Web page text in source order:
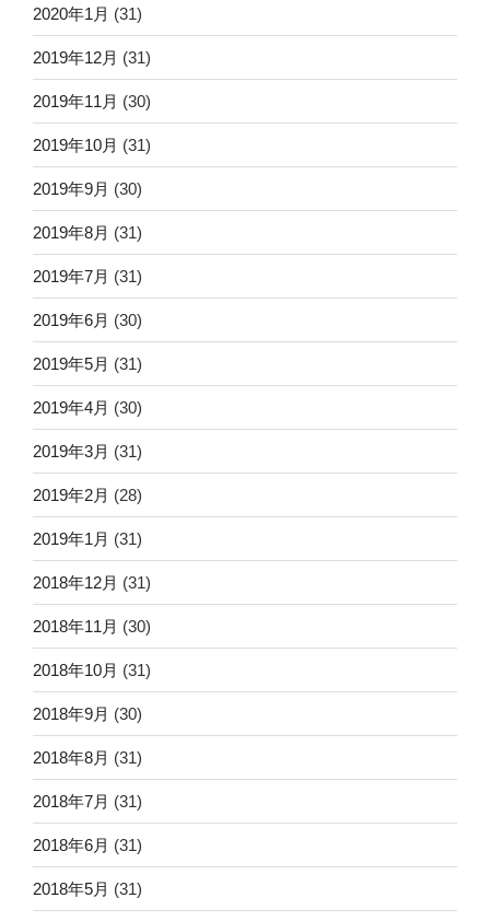
2020年1月 (31)
2019年12月 (31)
2019年11月 (30)
2019年10月 (31)
2019年9月 (30)
2019年8月 (31)
2019年7月 (31)
2019年6月 (30)
2019年5月 (31)
2019年4月 (30)
2019年3月 (31)
2019年2月 (28)
2019年1月 (31)
2018年12月 (31)
2018年11月 (30)
2018年10月 (31)
2018年9月 (30)
2018年8月 (31)
2018年7月 (31)
2018年6月 (31)
2018年5月 (31)